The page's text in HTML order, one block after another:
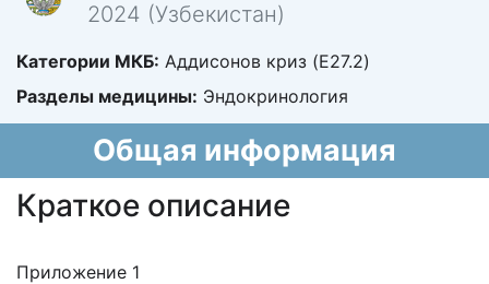
2024 (Узбекистан)
Категории МКБ: Аддисонов криз (E27.2)
Разделы медицины: Эндокринология
Общая информация
Краткое описание
Приложение 1